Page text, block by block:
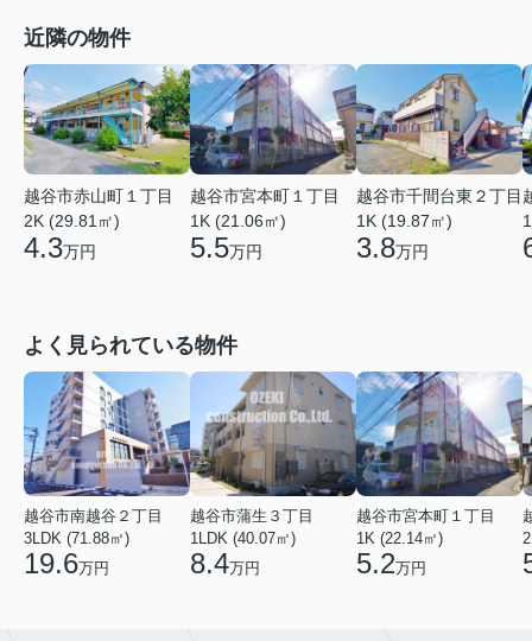
近隣の物件
越谷市赤山町１丁目
2K (29.81㎡)
4.3万円
越谷市宮本町１丁目
1K (21.06㎡)
5.5万円
越谷市千間台東２丁目
1K (19.87㎡)
3.8万円
よく見られている物件
越谷市南越谷２丁目
3LDK (71.88㎡)
19.6万円
越谷市蒲生３丁目
1LDK (40.07㎡)
8.4万円
越谷市宮本町１丁目
1K (22.14㎡)
5.2万円